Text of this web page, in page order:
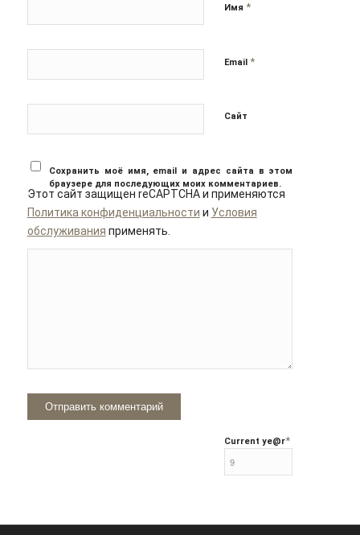
Имя *
Email *
Сайт
Сохранить моё имя, email и адрес сайта в этом
браузере для последующих моих комментариев.
Этот сайт защищен reCAPTCHA и применяются
Политика конфиденциальности и Условия
обслуживания применять.
Current ye@r*